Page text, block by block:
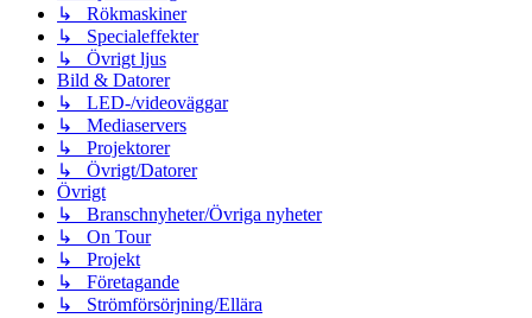
↳ Rökmaskiner
↳ Specialeffekter
↳ Övrigt ljus
Bild & Datorer
↳ LED-/videoväggar
↳ Mediaservers
↳ Projektorer
↳ Övrigt/Datorer
Övrigt
↳ Branschnyheter/Övriga nyheter
↳ On Tour
↳ Projekt
↳ Företagande
↳ Strömförsörjning/Ellära